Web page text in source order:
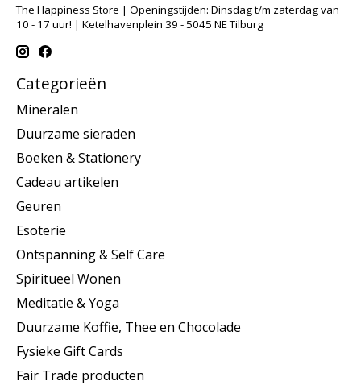
The Happiness Store | Openingstijden: Dinsdag t/m zaterdag van
10 - 17 uur! | Ketelhavenplein 39 - 5045 NE Tilburg
Categorieën
Mineralen
Duurzame sieraden
Boeken & Stationery
Cadeau artikelen
Geuren
Esoterie
Ontspanning & Self Care
Spiritueel Wonen
Meditatie & Yoga
Duurzame Koffie, Thee en Chocolade
Fysieke Gift Cards
Fair Trade producten